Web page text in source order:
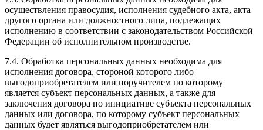
осуществления правосудия, исполнения судебного акта, акта
другого органа или должностного лица, подлежащих
исполнению в соответствии с законодательством Российской
Федерации об исполнительном производстве.
7.4. Обработка персональных данных необходима для
исполнения договора, стороной которого либо
выгодоприобретателем или поручителем по которому
является субъект персональных данных, а также для
заключения договора по инициативе субъекта персональных
данных или договора, по которому субъект персональных
данных будет являться выгодоприобретателем или